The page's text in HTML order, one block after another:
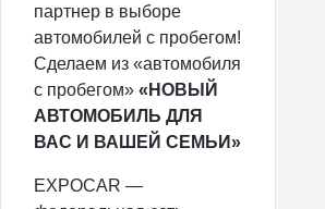
партнер в выборе
автомобилей с пробегом!
Сделаем из «автомобиля
с пробегом» «НОВЫЙ
АВТОМОБИЛЬ ДЛЯ
ВАС И ВАШЕЙ СЕМЬИ»
EXPOCAR —